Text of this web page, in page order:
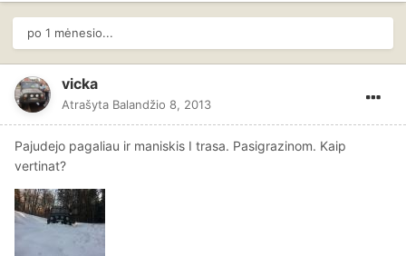
po 1 mėnesio...
vicka
Atrašyta Balandžio 8, 2013
Pajudejo pagaliau ir maniskis I trasa. Pasigrazinom. Kaip
vertinat?